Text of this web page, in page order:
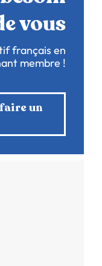
vous
français en
membre !
un